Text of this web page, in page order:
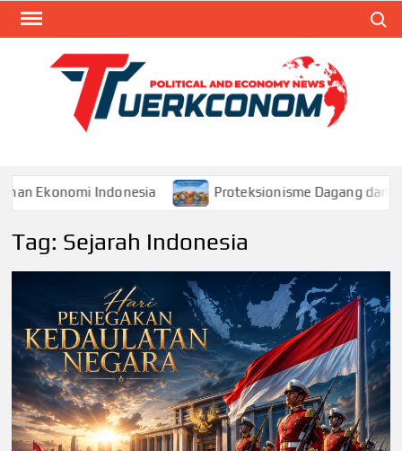
Skip
Indonesia Proteksionisme Dagang dan
Tag: Sejarah Indonesia